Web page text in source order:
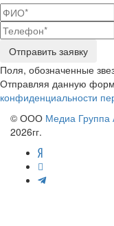
Отправить заявку
Поля, обозначенные
Отправляя данную
конфиденциальности
© ООО Медиа Группа
2026гг.